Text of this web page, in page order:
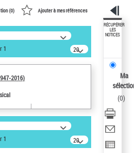
les
:
2016)
(0) Ajouter à mes références
1
20
résultats/page
2016)
1
20
résultats/page
RÉCUPÉRER
LES
NOTICES
Ma
(0)